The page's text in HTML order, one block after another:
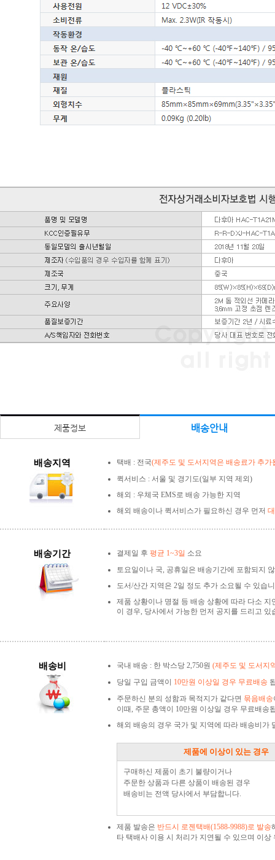
제품정보 배송안내
배송지역 택배 : 전국(제주도 및 도서지역은 배송료가 추가
퀵서비스 : 서울 및 경기도(일부 지역 제외)
해외 : 우체국 EMS로 배송 가능한 지역
해외 배송이나 퀵서비스가 필요하신 경우 먼저
배송기간 결제일 후 평균 1~3일 소요
토요일이나 국, 공휴일은 배송기간에 포함되지
도서/산간 지역은 2일 정도 추가 소요될 수 있습
제품 상황이나 명절 등 배송 상황에 따라 다소 지
이 경우, 당사에서 가능한 먼저 공지를 드리고 있
배송비 국내 배송 : 한 박스당 2,750원 (제주도 및 도서지
당일 구입 금액이 10만원 이상일 경우 무료배송
주문하신 분의 성함과 목적지가 같다면 묶음배송
이때, 주문 총액이 10만원 이상일 경우 무료배송
해외 배송의 경우 국가 및 지역에 따라 배송비가
제품에 이상이 있는 경우
구매하신 제품이 초기 불량이거나
주문한 상품과 다른 상품이 배송된 경우
배송비는 전액 당사에서 부담합니다.
제품 발송은 반드시 로젠택배(1588-9988)로 발송
타 택배사 이용 시 처리가 지연될 수 있으며 이